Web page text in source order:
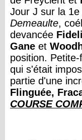
Jour J sur la
Demeaulte,
devancée
Gane et
position.
qui s'était
partie d'une
Flinguée,
COURSE